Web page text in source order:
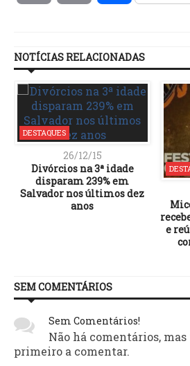
NOTÍCIAS RELACIONADAS
DESTAQUES
26/12/15
Divórcios na 3ª idade
disparam 239% em
Salvador nos últimos dez
anos
e
SEM COMENTÁRIOS
Sem Comentários!
Não há comentários, mas
primeiro a comentar.